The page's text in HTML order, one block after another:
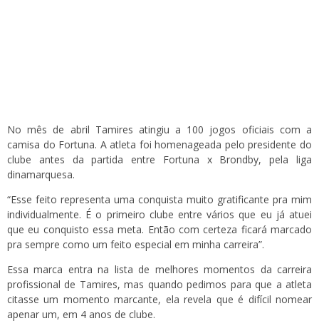
No mês de abril Tamires atingiu a 100 jogos oficiais com a
camisa do Fortuna. A atleta foi homenageada pelo presidente do
clube antes da partida entre Fortuna x Brondby, pela liga
dinamarquesa.
“Esse feito representa uma conquista muito gratificante pra mim
individualmente. É o primeiro clube entre vários que eu já atuei
que eu conquisto essa meta. Então com certeza ficará marcado
pra sempre como um feito especial em minha carreira”.
Essa marca entra na lista de melhores momentos da carreira
profissional de Tamires, mas quando pedimos para que a atleta
citasse um momento marcante, ela revela que é difícil nomear
apenar um, em 4 anos de clube.